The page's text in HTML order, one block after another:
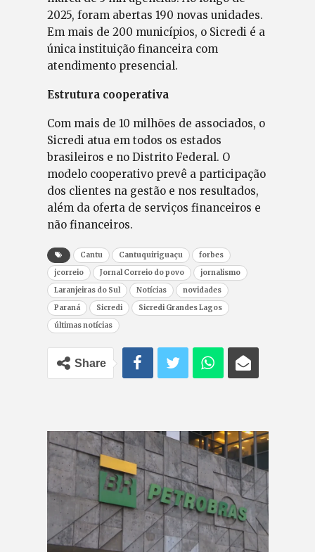
2025, foram abertas 190 novas unidades.
Em mais de 200 municípios, o Sicredi é a
única instituição financeira com
atendimento presencial.
Estrutura cooperativa
Com mais de 10 milhões de associados, o
Sicredi atua em todos os estados
brasileiros e no Distrito Federal. O
modelo cooperativo prevê a participação
dos clientes na gestão e nos resultados,
além da oferta de serviços financeiros e
não financeiros.
Cantu Cantuquiriguaçu
forbes
jcorreio
Jornal Correio do povo
jornalismo
Laranjeiras do Sul
Notícias
novidades
Paraná
Sicredi
Sicredi Grandes Lagos
últimas notícias
Share